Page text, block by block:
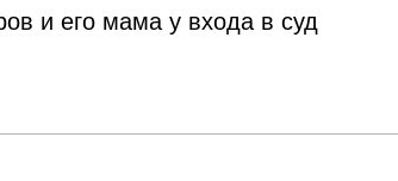
и его мама у входа в суд